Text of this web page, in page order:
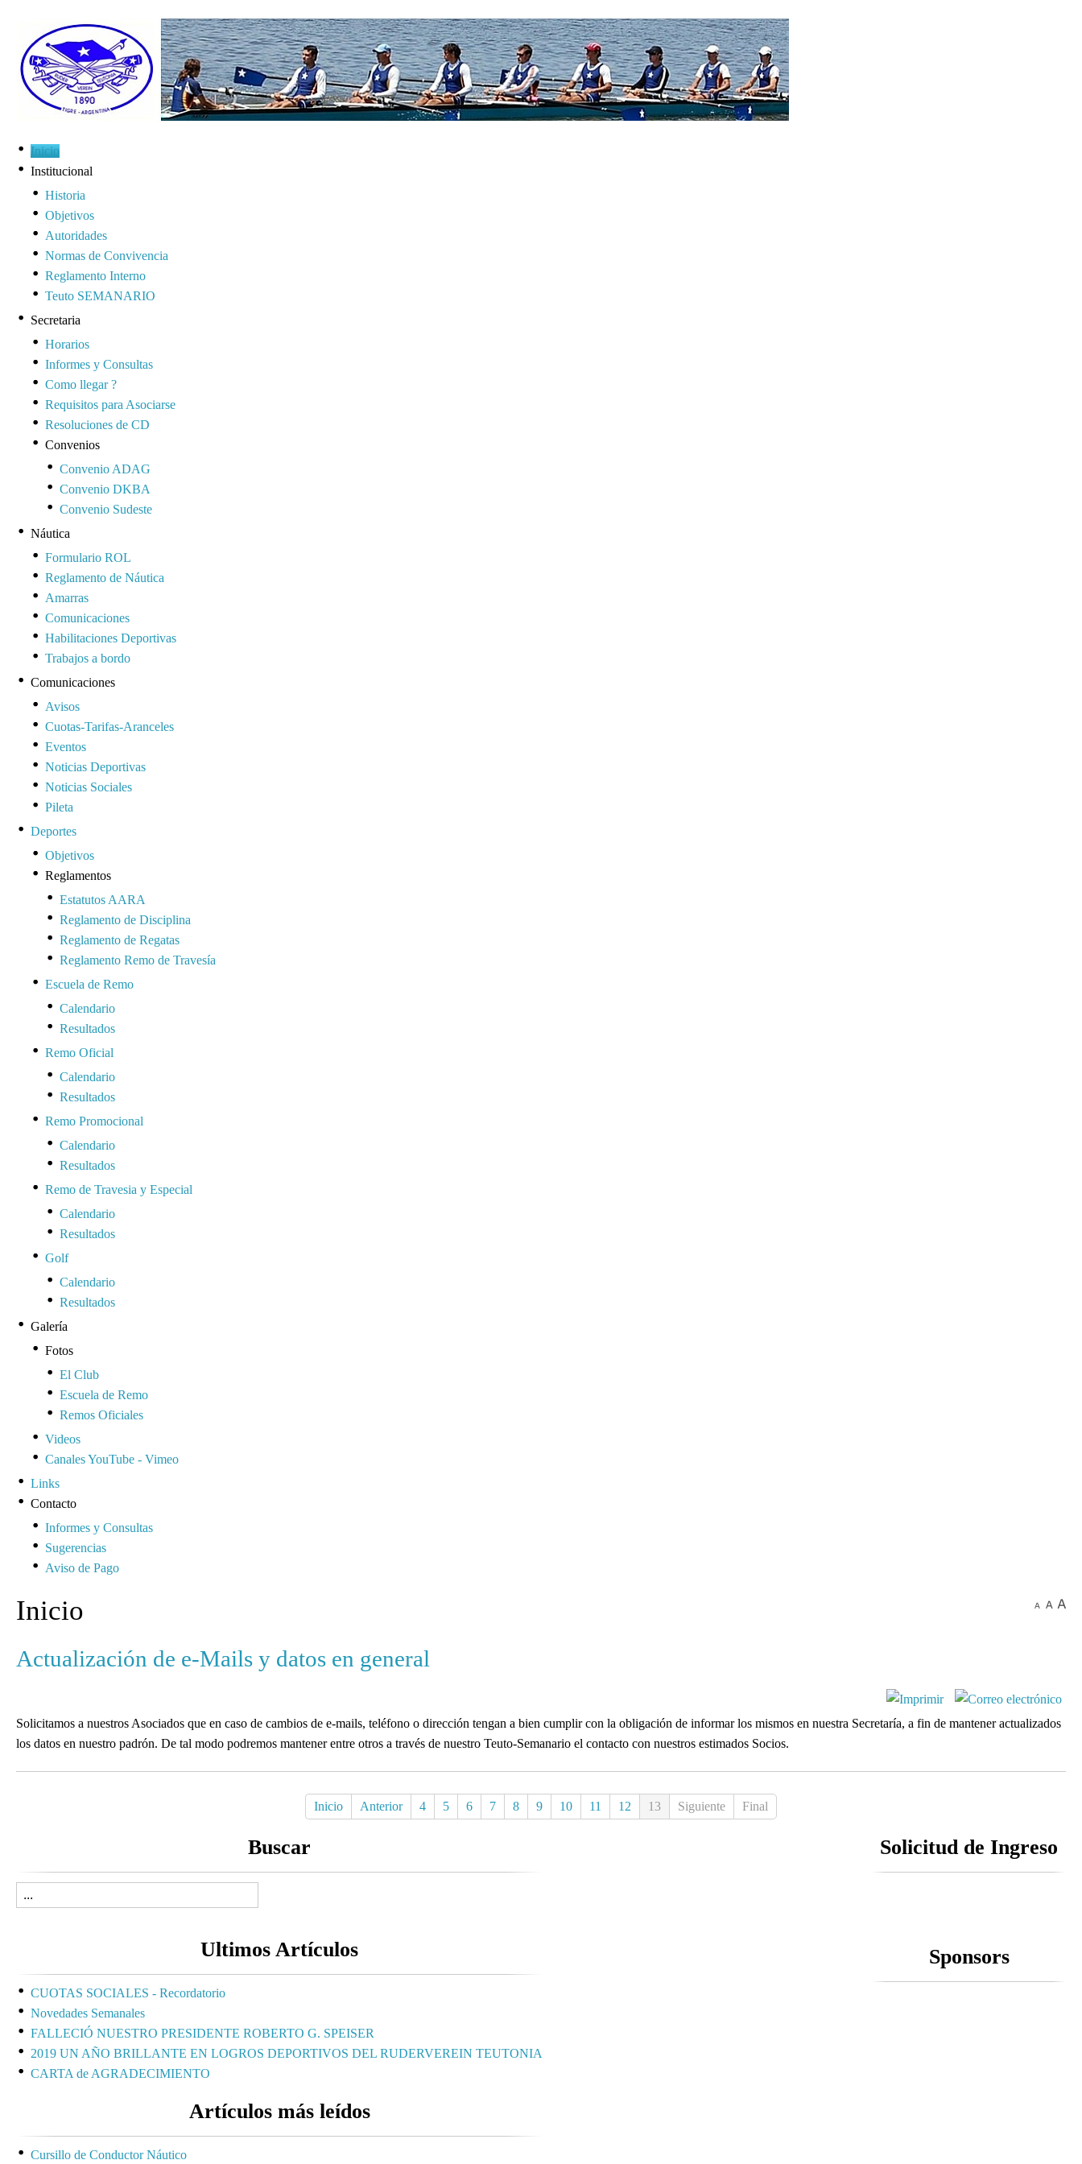
Inicio
Institucional
Historia
Objetivos
Autoridades
Normas de Convivencia
Reglamento Interno
Teuto SEMANARIO
Secretaria
Horarios
Informes y Consultas
Como llegar ?
Requisitos para Asociarse
Resoluciones de CD
Convenios
Convenio ADAG
Convenio DKBA
Convenio Sudeste
Náutica
Formulario ROL
Reglamento de Náutica
Amarras
Comunicaciones
Habilitaciones Deportivas
Trabajos a bordo
Comunicaciones
Avisos
Cuotas-Tarifas-Aranceles
Eventos
Noticias Deportivas
Noticias Sociales
Pileta
Deportes
Objetivos
Reglamentos
Estatutos AARA
Reglamento de Disciplina
Reglamento de Regatas
Reglamento Remo de Travesía
Escuela de Remo
Calendario
Resultados
Remo Oficial
Calendario
Resultados
Remo Promocional
Calendario
Resultados
Remo de Travesia y Especial
Calendario
Resultados
Golf
Calendario
Resultados
Galería
Fotos
El Club
Escuela de Remo
Remos Oficiales
Videos
Canales YouTube - Vimeo
Links
Contacto
Informes y Consultas
Sugerencias
Aviso de Pago
Inicio
Actualización de e-Mails y datos en general
Solicitamos a nuestros Asociados que en caso de cambios de e-mails, teléfono o dirección tengan a bien cumplir con la obligación de informar los mismos en nuestra Secretaría, a fin de mantener actualizados
los datos en nuestro padrón. De tal modo podremos mantener entre otros a través de nuestro Teuto-Semanario el contacto con nuestros estimados Socios.
Inicio Anterior 4 5 6 7 8 9 10 11 12 13 Siguiente Final
Buscar
Ultimos Artículos
CUOTAS SOCIALES - Recordatorio
Novedades Semanales
FALLECIÓ NUESTRO PRESIDENTE ROBERTO G. SPEISER
2019 UN AÑO BRILLANTE EN LOGROS DEPORTIVOS DEL RUDERVEREIN TEUTONIA
CARTA de AGRADECIMIENTO
Artículos más leídos
Cursillo de Conductor Náutico
Solicitud de Ingreso
Sponsors